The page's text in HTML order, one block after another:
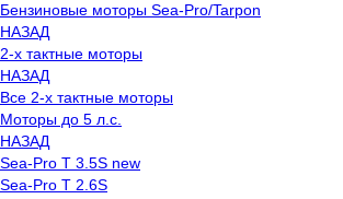
Бензиновые моторы Sea-Pro/Tarpon
НАЗАД
2-х тактные моторы
НАЗАД
Все 2-х тактные моторы
Моторы до 5 л.с.
НАЗАД
Sea-Pro T 3.5S new
Sea-Pro T 2.6S